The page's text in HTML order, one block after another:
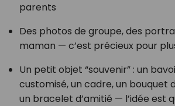
parents
Des photos de groupe, des
maman — c’est précieux pour
Un petit objet “souvenir” : un
customisé, un cadre, un bouquet
un bracelet d’amitié — l’idée est